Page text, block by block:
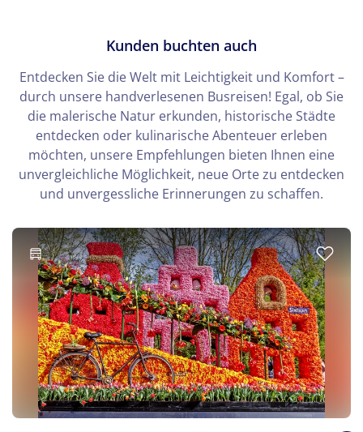
Kunden buchten auch
Entdecken Sie die Welt mit Leichtigkeit und Komfort –
durch unsere handverlesenen Busreisen! Egal, ob Sie
die malerische Natur erkunden, historische Städte
entdecken oder kulinarische Abenteuer erleben
möchten, unsere Empfehlungen bieten Ihnen eine
unvergleichliche Möglichkeit, neue Orte zu entdecken
und unvergessliche Erinnerungen zu schaffen.